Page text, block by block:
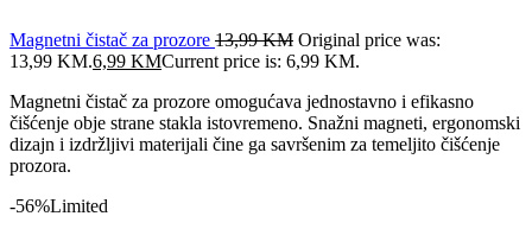
Magnetni čistač za prozore 13,99KM Original price was:
13,99 KM.6,99 KMCurrent price is: 6,99 KM.
Magnetni čistač za prozore omogućava jednostavno i efikasno
čišćenje obje strane stakla istovremeno. Snažni magneti, ergonomski
dizajn i izdržljivi materijali čine ga savršenim za temeljito čišćenje
prozora.
-56%Limited